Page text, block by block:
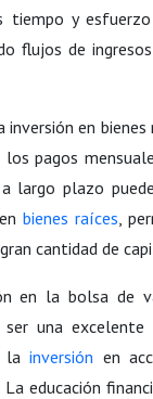
tiempo y
flujos de
inversión en bienes
pagos
largo plazo
bienes raíces,
cantidad de
en la bolsa de
una excelente
la inversión en
educación